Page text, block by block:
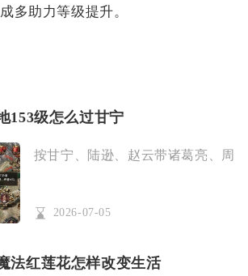
多助力等级提升。
153级怎么过甘宁
按甘宁、陆逊、赵云带诸葛亮、周
2026-07-05
法红莲花怎样改变生活